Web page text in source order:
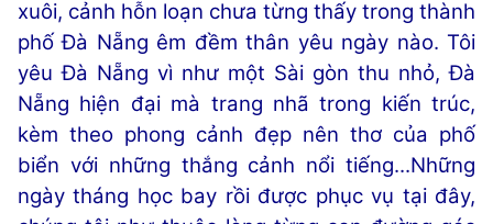
xuôi, cảnh hỗn loạn chưa từng thấy trong thành
phố Đà Nẵng êm đềm thân yêu ngày nào. Tôi
yêu Đà Nẵng vì như một Sài gòn thu nhỏ, Đà
Nẵng hiện đại mà trang nhã trong kiến trúc,
kèm theo phong cảnh đẹp nên thơ của phố
biển với những thắng cảnh nổi tiếng...Những
ngày tháng học bay rồi được phục vụ tại đây,